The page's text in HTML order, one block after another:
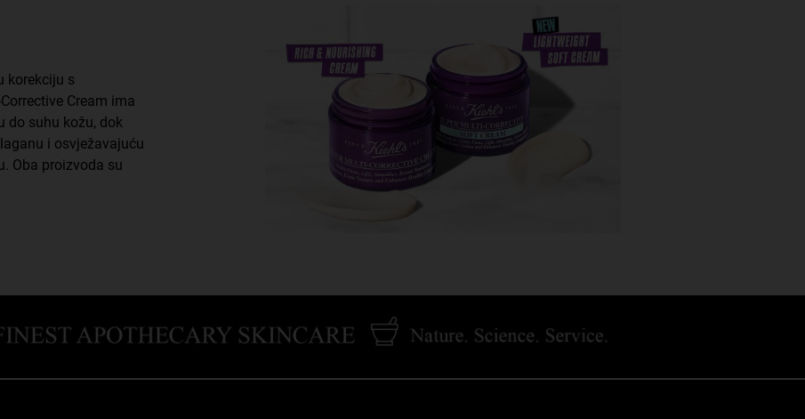
korekciju s
Cream ima
do suhu kožu, dok
i osvježavajuću
Oba proizvoda su